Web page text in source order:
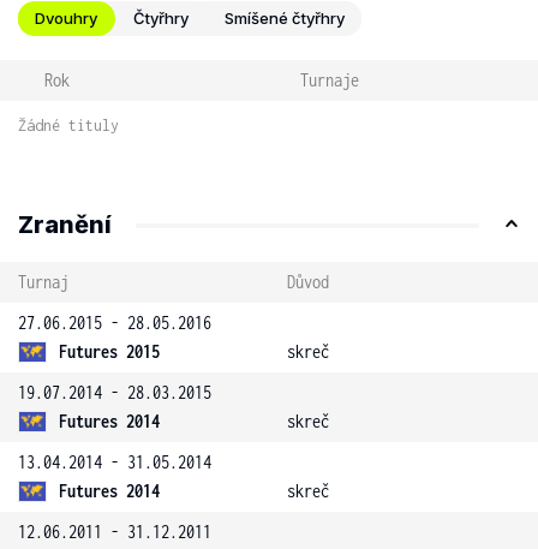
Dvouhry Čtyřhry Smíšené čtyřhry
Rok Turnaje
Žádné tituly
Zranění
Turnaj
Důvod
27.06.2015 - 28.05.2016
Futures 2015
skreč
19.07.2014 - 28.03.2015
Futures 2014
skreč
13.04.2014 - 31.05.2014
Futures 2014
skreč
12.06.2011 - 31.12.2011